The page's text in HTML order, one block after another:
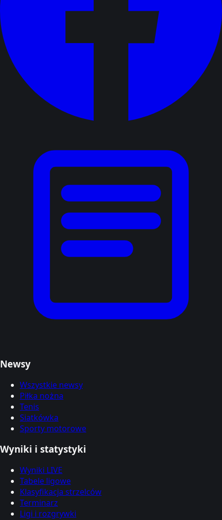
Newsy
Wszystkie newsy
Piłka nożna
Tenis
Siatkówka
Sporty motorowe
Wyniki i statystyki
Wyniki LIVE
Tabele ligowe
Klasyfikacja strzelców
Terminarz
Ligi i rozgrywki